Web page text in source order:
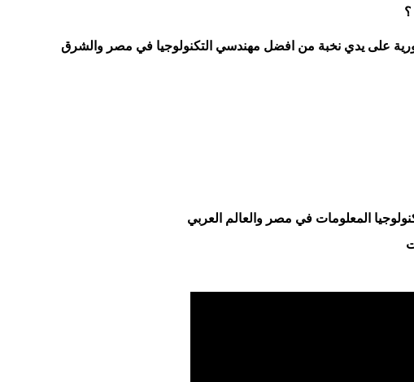
؟
على يدي نخبة من افضل مهندسي التكنولوجيا في مصر والشرق
المعلومات في مصر والعالم العربي